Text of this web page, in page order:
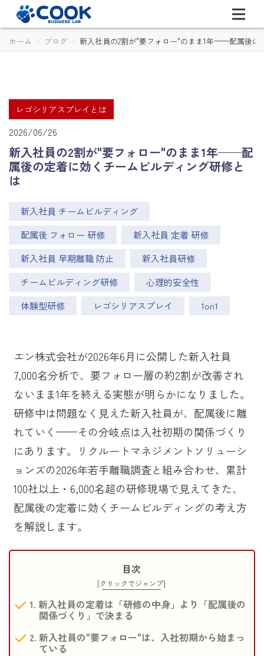
ホーム ブログ 新入社員の2割が"要フォロー"のまま1年——配属後の
レゴシリアスプレイとは
2026/06/26
新入社員の2割が"要フォロー"のまま1年——配
属後の定着に効くチームビルディング研修と
は
新入社員 チームビルディング
配属後 フォロー 研修
新入社員 定着 研修
新入社員 早期離職 防止
新入社員研修
チームビルディング研修
心理的安全性
体験型研修
レゴシリアスプレイ 1on1
エン株式会社が2026年6月に公開した新入社員
7,000名分析で、要フォロー層の約2割が改善され
ないまま1年を終える実態が明らかになりました。
研修中は問題なく見えた新入社員が、配属後に離
れていく——その分岐点は入社初期の関係づくり
にあります。リクルートマネジメントソリューシ
ョンズの2026年若手離職調査と組み合わせ、累計
100社以上・6,000名超の研修現場で見えてきた、
配属後の定着に効くチームビルディングの考え方
を解説します。
目次
[クリックでジャンプ]
新入社員の定着は「研修の中身」より「配属後の
関係づくり」で決まる
新入社員の"要フォロー"は、入社初期から始まっ
ている